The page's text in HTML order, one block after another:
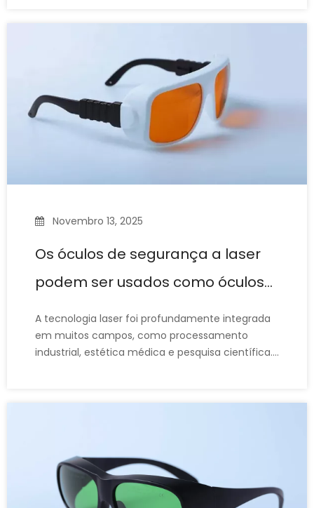
segurança para laser – uma linha de defesa
são equipamentos de proteção essenciais. No
Novembro 13, 2025
Os óculos de segurança a laser
podem ser usados ​​como óculos
de sol?
A tecnologia laser foi profundamente integrada
em muitos campos, como processamento
industrial, estética médica e pesquisa científica.
óculos de segurança para laser são